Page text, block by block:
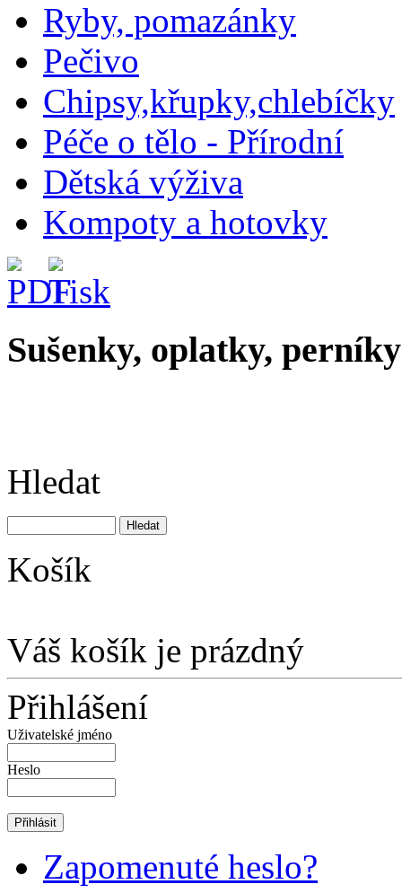
Ryby, pomazánky
Pečivo
Chipsy,křupky,chlebíčky
Péče o tělo - Přírodní
Dětská výživa
Kompoty a hotovky
Sušenky, oplatky,
Hledat
Košík
Váš košík je prázdný
Přihlášení
Uživatelské jméno
Heslo
Zapomenuté heslo?